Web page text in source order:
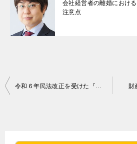
会社経営者の離婚におけ
注意点
投
令和６年民法改正を受けた『子の利益』と親権者の考え方 財